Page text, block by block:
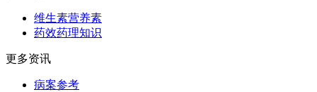
维生素营养素
药效药理知识
更多资讯
病案参考